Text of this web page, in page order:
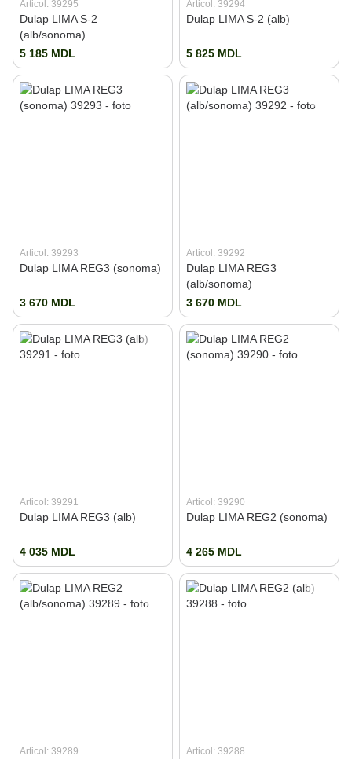
Articol: 39295
Dulap LIMA S-2
(alb/sonoma)
5 185 MDL
Articol: 39294
Dulap LIMA S-2 (alb)
5 825 MDL
Articol: 39293
Dulap LIMA REG3 (sonoma)
3 670 MDL
Articol: 39292
Dulap LIMA REG3
(alb/sonoma)
3 670 MDL
Articol: 39291
Dulap LIMA REG3 (alb)
4 035 MDL
Articol: 39290
Dulap LIMA REG2 (sonoma)
4 265 MDL
Articol: 39289 Articol: 39288